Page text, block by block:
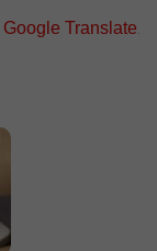
Google Translate .